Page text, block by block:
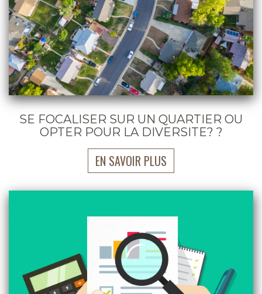
SE FOCALISER SUR UN QUARTIER OU
OPTER POUR LA DIVERSITE? ?
EN SAVOIR PLUS